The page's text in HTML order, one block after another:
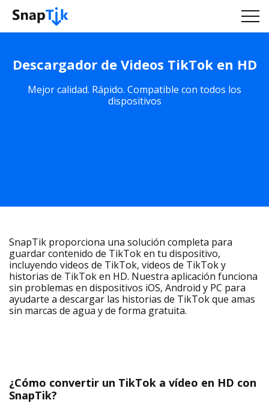
Descargador de Videos TikTok en HD
Mejor calidad. Rápido. Compatible con todos los
dispositivos
SnapTik proporciona una solución completa para
guardar contenido de TikTok en tu dispositivo,
incluyendo videos de TikTok, videos de TikTok y
historias de TikTok en HD. Nuestra aplicación funciona
sin problemas en dispositivos iOS, Android y PC para
ayudarte a descargar las historias de TikTok que amas
sin marcas de agua y de forma gratuita.
¿Cómo convertir un TikTok a vídeo en HD con
SnapTik?